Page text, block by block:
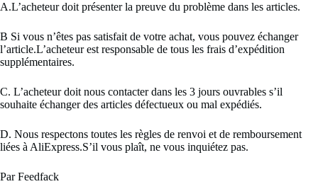
A.L’acheteur doit présenter la preuve du problème dans les articles.
B Si vous n’êtes pas satisfait de votre achat, vous pouvez échanger
l’article.L’acheteur est responsable de tous les frais d’expédition
supplémentaires.
C. L’acheteur doit nous contacter dans les 3 jours ouvrables s’il
souhaite échanger des articles défectueux ou mal expédiés.
D. Nous respectons toutes les règles de renvoi et de remboursement
liées à AliExpress.S’il vous plaît, ne vous inquiétez pas.
Par Feedfack